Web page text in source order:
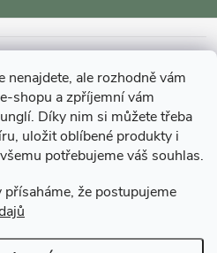
nenajdete, ale rozhodně vám
shopu a zpříjemní vám
Díky nim si můžete třeba
uložit oblíbené produkty i
potřebujeme váš souhlas.
že postupujeme
a údržba zahrad a interiérů